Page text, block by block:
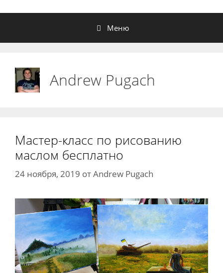
Меню
Andrew Pugach
Мастер-класс по рисованию
маслом бесплатно
24 ноября, 2019 отAndrew Pugach